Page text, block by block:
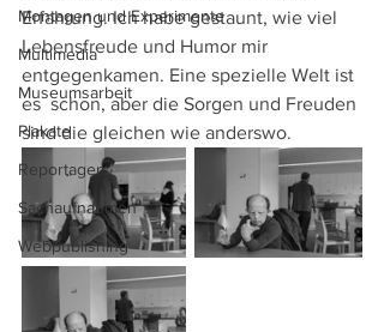
Montagen und Experimente
Multimedia
Museumsarbeit
Plakate
Reportagen
Sachaufnahmen
Webpublishing
Erfahrung. Ich habe gestaunt, wie viel
Lebensfreude und Humor mir
entgegenkamen. Eine spezielle Welt ist
es  schon, aber die Sorgen und Freuden
sind die gleichen wie anderswo.